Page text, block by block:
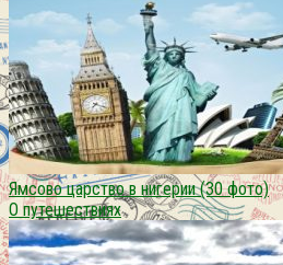
Ямсово царство в нигерии (30 фото)
О путешествиях